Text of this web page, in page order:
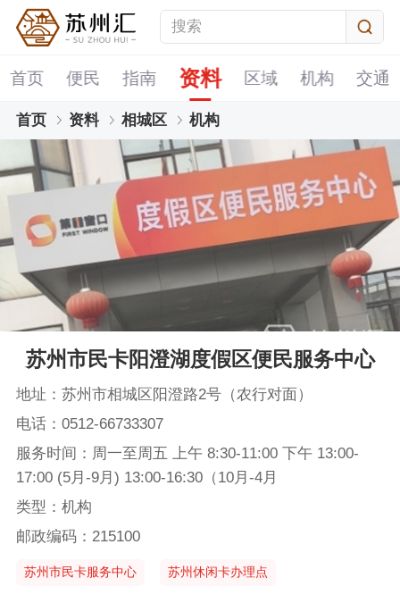
首页 便民 指南 资料 区域 机构 交通
首页 资料 相城区 机构
苏州市民卡阳澄湖度假区便民服务中心
地址：苏州市相城区阳澄路2号（农行对面）
电话：0512-66733307
服务时间：周一至周五 上午 8:30-11:00 下午 13:00-
17:00 (5月-9月) 13:00-16:30（10月-4月
类型：机构
邮政编码：215100
苏州市民卡服务中心 苏州休闲卡办理点